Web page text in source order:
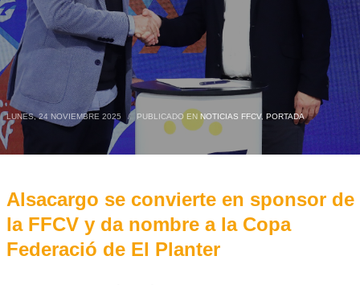
LUNES, 24 NOVIEMBRE 2025 / PUBLICADO EN NOTICIAS FFCV, PORTADA
Alsacargo se convierte en sponsor de
la FFCV y da nombre a la Copa
Federació de El Planter